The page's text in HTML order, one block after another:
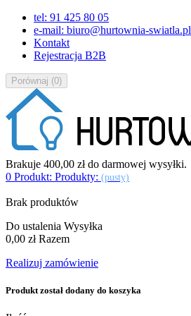
tel: 91 425 80 05
e-mail: biuro@hurtownia-swiatla.pl
Kontakt
Rejestracja B2B
Porównaj (0)
Brakuje 400,00 złdo darmowej wysyłki.
0 Produkt: Produkty: (pusty)
Brak produktów
Do ustalenia Wysyłka
0,00 zł Razem
Realizuj zamówienie
Produkt został dodany do koszyka